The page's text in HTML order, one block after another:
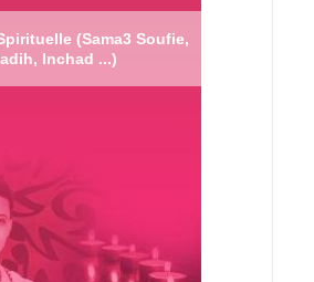
(Sama3 Soufie,
Inchad ...)